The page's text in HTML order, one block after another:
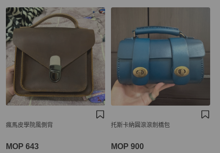
瘋馬皮學院風側背
MOP 643
托斯卡納圓滾滾劍橋包
MOP 900